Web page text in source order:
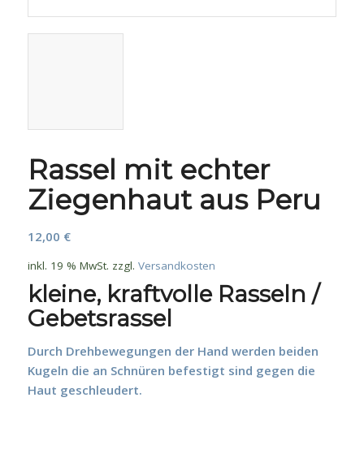
Rassel mit echter
Ziegenhaut aus Peru
12,00 €
inkl. 19 % MwSt. zzgl. Versandkosten
kleine, kraftvolle Rasseln /
Gebetsrassel
Durch Drehbewegungen der Hand werden beiden
Kugeln die an Schnüren befestigt sind gegen die
Haut geschleudert.